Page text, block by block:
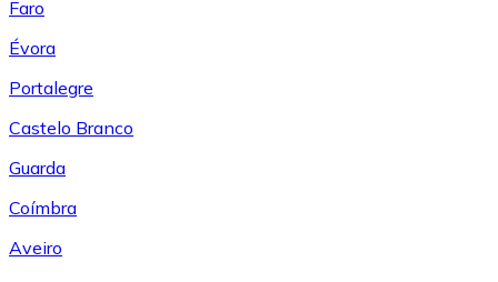
Faro
Évora
Portalegre
Castelo Branco
Guarda
Coímbra
Aveiro